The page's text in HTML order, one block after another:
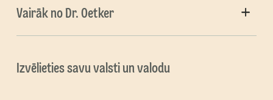
Vairāk no Dr. Oetker
Izvēlieties savu valsti un valodu